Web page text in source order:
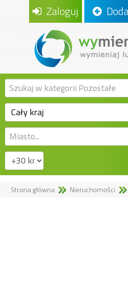
Zaloguj
Strona główna Nieruchomości